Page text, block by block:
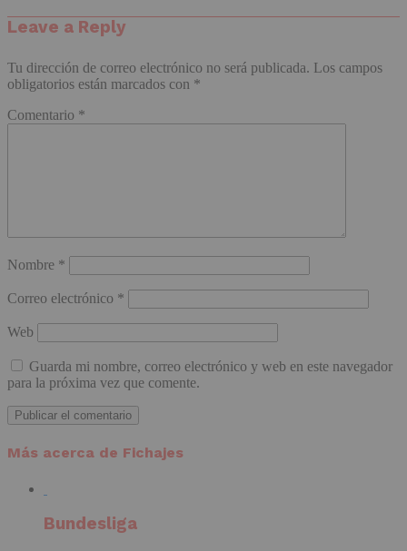
Leave a Reply
Tu dirección de correo electrónico no será publicada. Los campos
obligatorios están marcados con *
Comentario *
Nombre *
Correo electrónico *
Web
Guarda mi nombre, correo electrónico y web en este navegador
para la próxima vez que comente.
Más acerca de Fichajes
Bundesliga